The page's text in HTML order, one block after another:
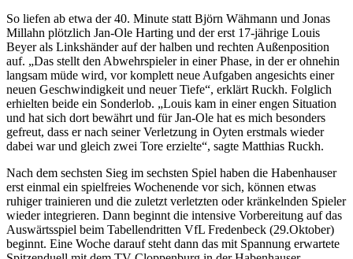
So liefen ab etwa der 40. Minute statt Björn Wähmann und Jonas
Millahn plötzlich Jan-Ole Harting und der erst 17-jährige Louis
Beyer als Linkshänder auf der halben und rechten Außenposition
auf. „Das stellt den Abwehrspieler in einer Phase, in der er ohnehin
langsam müde wird, vor komplett neue Aufgaben angesichts einer
neuen Geschwindigkeit und neuer Tiefe“, erklärt Ruckh. Folglich
erhielten beide ein Sonderlob. „Louis kam in einer engen Situation
und hat sich dort bewährt und für Jan-Ole hat es mich besonders
gefreut, dass er nach seiner Verletzung in Oyten erstmals wieder
dabei war und gleich zwei Tore erzielte“, sagte Matthias Ruckh.
Nach dem sechsten Sieg im sechsten Spiel haben die Habenhauser
erst einmal ein spielfreies Wochenende vor sich, können etwas
ruhiger trainieren und die zuletzt verletzten oder kränkelnden Spieler
wieder integrieren. Dann beginnt die intensive Vorbereitung auf das
Auswärtsspiel beim Tabellendritten VfL Fredenbeck (29.Oktober)
beginnt. Eine Woche darauf steht dann das mit Spannung erwartete